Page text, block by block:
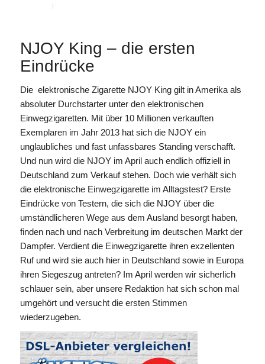
NJOY King – die ersten
Eindrücke
Die elektronische Zigarette NJOY King gilt in Amerika als
absoluter Durchstarter unter den elektronischen
Einwegzigaretten. Mit über 10 Millionen verkauften
Exemplaren im Jahr 2013 hat sich die NJOY ein
unglaubliches und fast unfassbares Standing verschafft.
Und nun wird die NJOY im April auch endlich offiziell in
Deutschland zum Verkauf stehen. Doch wie verhält sich
die elektronische Einwegzigarette im Alltagstest? Erste
Eindrücke von Testern, die sich die NJOY über die
umständlicheren Wege aus dem Ausland besorgt haben,
finden nach und nach Verbreitung im deutschen Markt der
Dampfer. Verdient die Einwegzigarette ihren exzellenten
Ruf und wird sie auch hier in Deutschland sowie in Europa
ihren Siegeszug antreten? Im April werden wir sicherlich
schlauer sein, aber unsere Redaktion hat sich schon mal
umgehört und versucht die ersten Stimmen
wiederzugeben.